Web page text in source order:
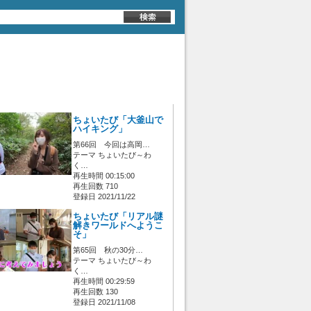
ちょいたび「大釜山で
ハイキング」
第66回 今回は高岡…
テーマ ちょいたび～わ
く…
再生時間 00:15:00
再生回数 710
登録日 2021/11/22
ちょいたび「リアル謎
解きワールドへようこ
そ」
第65回 秋の30分…
テーマ ちょいたび～わ
く…
再生時間 00:29:59
再生回数 130
登録日 2021/11/08